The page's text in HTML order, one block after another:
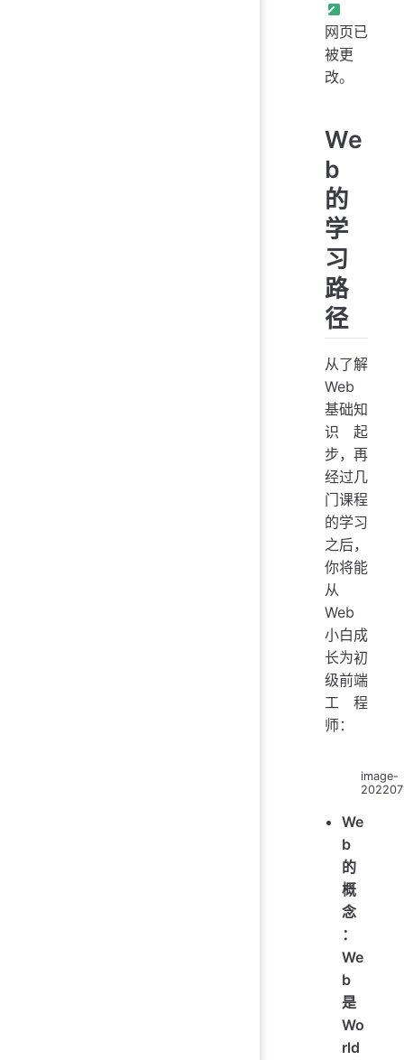
网页已
被更
改。
We
b
的
学
习
路
径
从了解
Web
基础知
识起
步，再
经过几
门课程
的学习
之后，
你将能
从
Web
小白成
长为初
级前端
工程
师：
image-
We
b
的
概
念
：
We
b
是
Wo
rld